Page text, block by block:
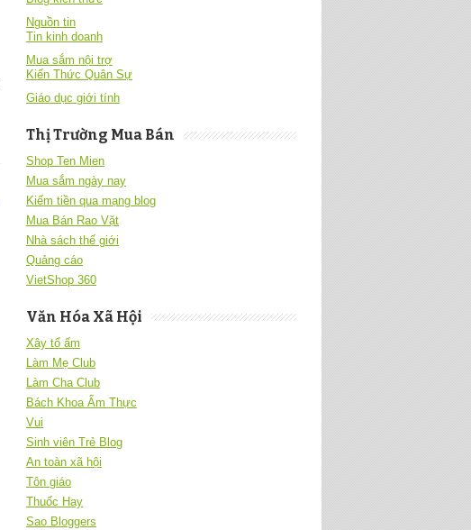
Nguồn tin
Tin kinh doanh
Mua sắm nội trợ
Kiến Thức Quân Sự
Giáo dục giới tính
Thị Trường Mua Bán
Shop Ten Mien
Mua sắm ngày nay
Kiếm tiền qua mạng blog
Mua Bán Rao Vặt
Nhà sách thế giới
Quảng cáo
VietShop 360
Văn Hóa Xã Hội
Xây tổ ấm
Làm Mẹ Club
Làm Cha Club
Bách Khoa Ẩm Thực
Vui
Sinh viên Trẻ Blog
An toàn xã hội
Tôn giáo
Thuốc Hay
Sao Bloggers